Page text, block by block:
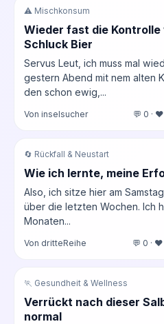
⚠️ Mischkonsum
Wieder fast die Kontrolle
Schluck Bier
Servus Leut, ich muss mal
gestern Abend mit nem alten
den schon ewig,...
Von inselsucher 💬 0 ·
🔄 Rückfall & Neustart
Wie ich lernte, meine
Also, ich sitze hier am
über die letzten Wochen. Ich
Monaten...
Von dritteReihe 💬 0 ·
🏃 Gesundheit & Wellness
Verrückt nach dieser
normal